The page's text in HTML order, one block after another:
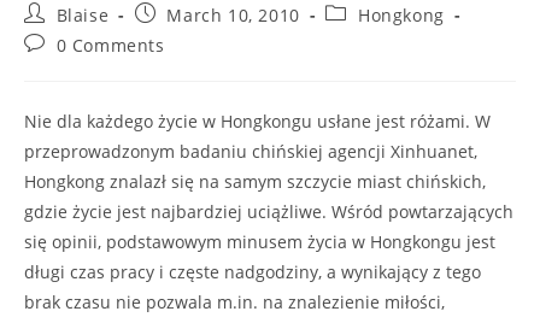
Post
author:
Blaise
Post
published:
March 10, 2010
PostHongkong
Post0 Comments
Nie dla każdego życie w Hongkongu usłane jest różami. W
przeprowadzonym badaniu chińskiej agencji Xinhuanet,
Hongkong znalazł się na samym szczycie miast chińskich,
gdzie życie jest najbardziej uciążliwe. Wśród powtarzających
się opinii, podstawowym minusem życia w Hongkongu jest
długi czas pracy i częste nadgodziny, a wynikający z tego
brak czasu nie pozwala m.in. na znalezienie miłości,